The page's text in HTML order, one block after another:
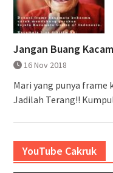
Jangan Buang
16 Nov 2018
Mari yang punya frame
Jadilah Terang!!
YouTube Cakruk